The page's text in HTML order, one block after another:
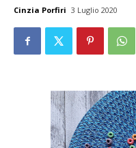
Cinzia Porfiri 3 Luglio 2020